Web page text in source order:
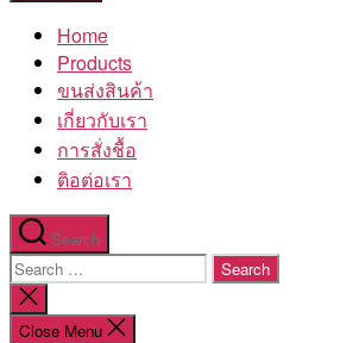
โรงงานHome
Products
ขนส่งสินค้า
เกี่ยวกับเรา
การสั่งชื้อ
ติอต่อเรา
Search
Search
for:
Close
search
Close Menu